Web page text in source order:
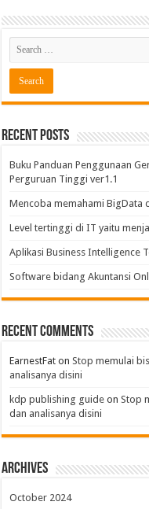
Recent Posts
Buku Panduan Penggunaan
Perguruan Tinggi ver1.1
Mencoba memahami BigData
Level tertinggi di IT yaitu
Aplikasi Business Intelligence
Software bidang Akuntansi
Recent Comments
EarnestFat onStop memulai
analisanya disini
kdp publishing guide onStop
dan analisanya disini
Archives
October 2024